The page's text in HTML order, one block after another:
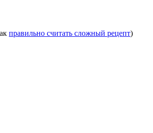
правильно считать сложный рецепт)